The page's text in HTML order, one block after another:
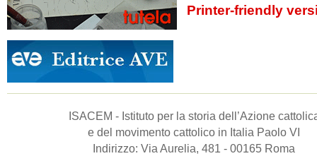
Printer-friendly
ISACEM - Istituto per la storia dell’Azione
e del movimento cattolico in Italia Paolo VI
Indirizzo: Via Aurelia, 481 - 00165 Roma